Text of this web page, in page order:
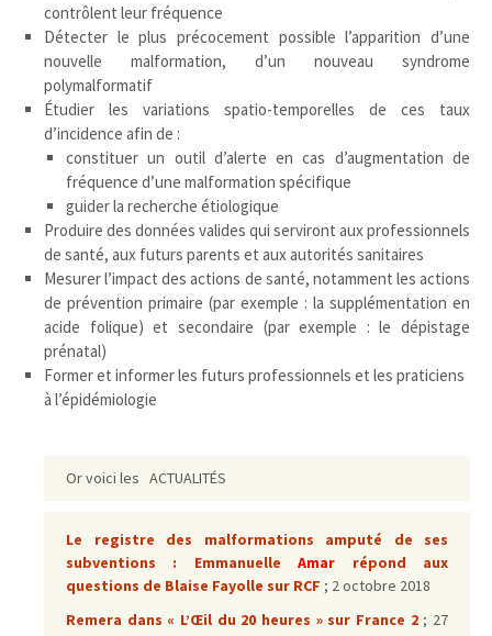
contrôlent leur fréquence
Détecter le plus précocement possible l’apparition d’une
nouvelle malformation, d’un nouveau syndrome
polymalformatif
Étudier les variations spatio-temporelles de ces taux
d’incidence afin de :
constituer un outil d’alerte en cas d’augmentation de
fréquence d’une malformation spécifique
guider la recherche étiologique
Produire des données valides qui serviront aux professionnels
de santé, aux futurs parents et aux autorités sanitaires
Mesurer l’impact des actions de santé, notamment les actions
de prévention primaire (par exemple : la supplémentation en
acide folique) et secondaire (par exemple : le dépistage
prénatal)
Former et informer les futurs professionnels et les praticiens
à l’épidémiologie
Or voici les ACTUALITÉS
Le registre des malformations amputé de ses
subventions : Emmanuelle Amar répond aux
questions de Blaise Fayolle sur RCF ; 2 octobre 2018
Remera dans « L’Œil du 20 heures » sur France 2; 27